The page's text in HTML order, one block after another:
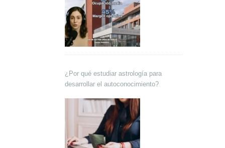
¿Por qué estudiar astrología para
desarrollar el autoconocimiento?